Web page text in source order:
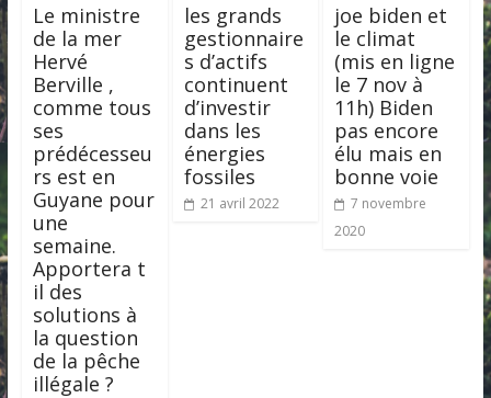
Le ministre
de la mer
Hervé
Berville ,
comme tous
ses
prédécesseu
rs est en
Guyane pour
une
semaine.
Apportera t
il des
solutions à
la question
de la pêche
illégale ?
les grands
gestionnaire
s d’actifs
continuent
d’investir
dans les
énergies
fossiles
21 avril 2022
joe biden et
le climat
(mis en ligne
le 7 nov à
11h) Biden
pas encore
élu mais en
bonne voie
7 novembre
2020